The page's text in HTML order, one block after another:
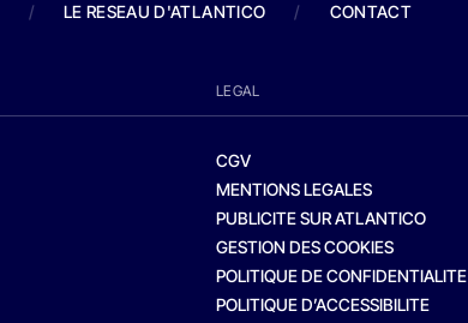
/ LE RESEAU D'ATLANTICO / CONTACT
LEGAL
CGV
MENTIONS LEGALES
PUBLICITE SUR ATLANTICO
GESTION DES COOKIES
POLITIQUE DE CONFIDENTIALITE
POLITIQUE D’ACCESSIBILITE